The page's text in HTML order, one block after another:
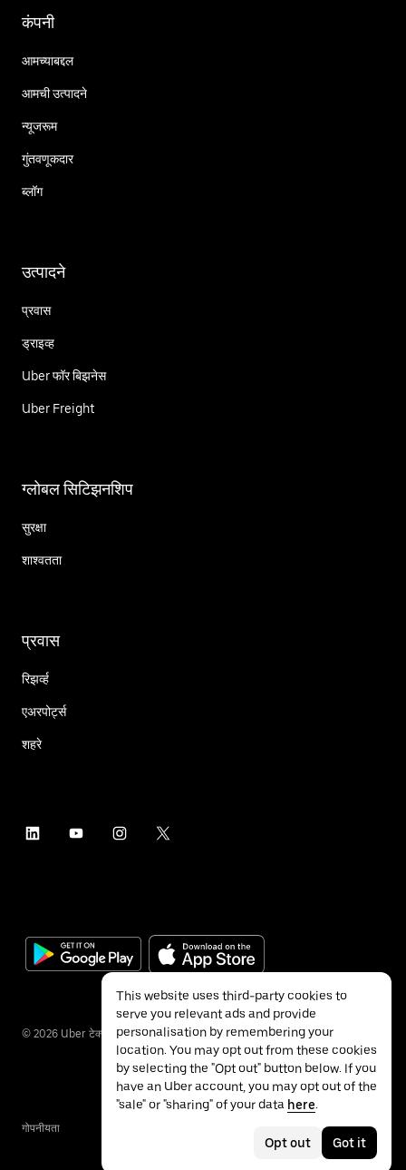
कंपनी
आमच्याबद्दल
आमची उत्पादने
न्यूजरूम
गुंतवणूकदार
ब्लॉग
उत्पादने
प्रवास
ड्राइव्ह
Uber फॉर बिझनेस
Uber Freight
ग्लोबल सिटिझनशिप
सुरक्षा
शाश्वतता
प्रवास
रिझर्व्ह
एअरपोर्ट्स
शहरे
© 2026 Uber टेक्नॉलॉजीज इंक.
गोपनीयता
This website uses third-party cookies to
serve you relevant ads and provide
personalisation by remembering your
location. You may opt out from these cookies
by selecting the "Opt out" button below. If you
have an Uber account, you may opt out of the
"sale" or "sharing" of your data here.
Opt out Got it